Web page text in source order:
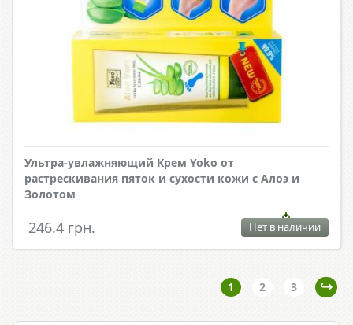
Ультра-увлажняющий Крем Yoko от
растрескивания пяток и сухости кожи с Алоэ и
Золотом
246.4 грн. Нет в наличии
1 2 3